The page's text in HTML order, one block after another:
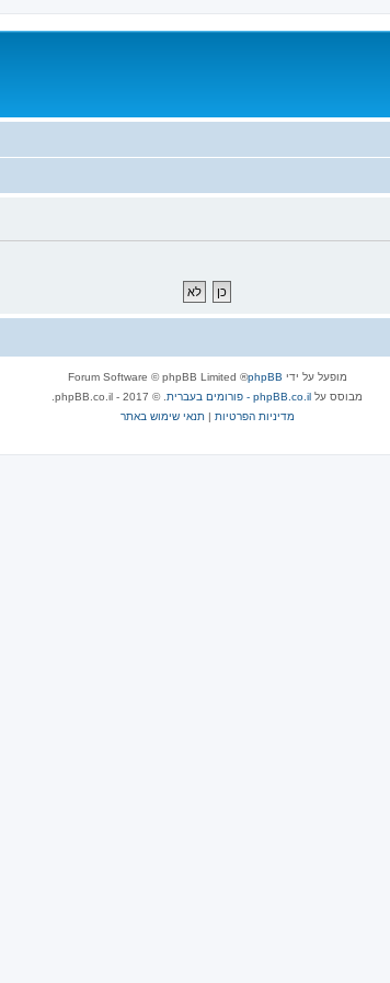
מופעל על ידי phpBB
® Forum Software © phpBB Limited
מבוסס על phpBB.co.il - פורומים בעברית
. © 2017 - phpBB.co.il.
מדיניות הפרטיות |תנאי שימוש באתר